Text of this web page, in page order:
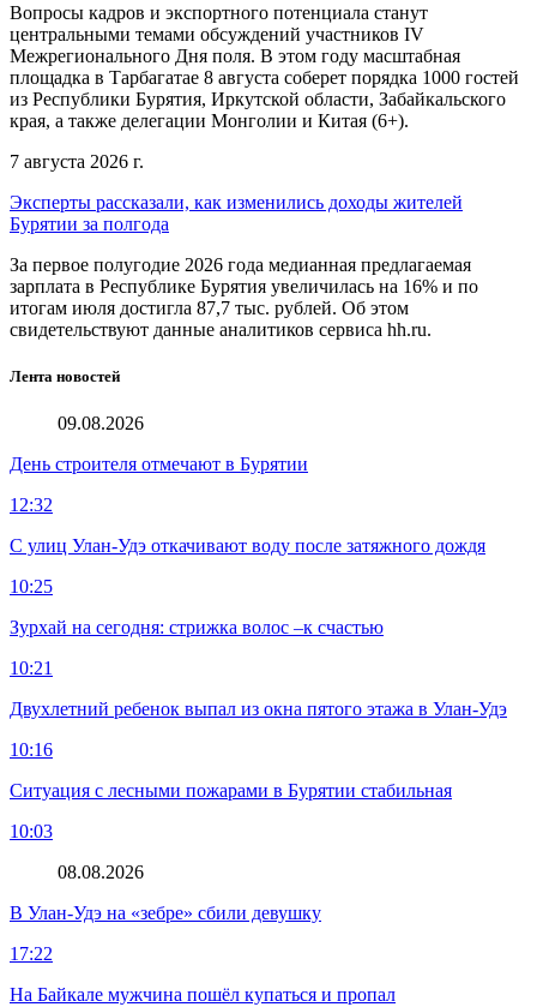
Вопросы кадров и экспортного потенциала станут
центральными темами обсуждений участников IV
Межрегионального Дня поля. В этом году масштабная
площадка в Тарбагатае 8 августа соберет порядка 1000 гостей
из Республики Бурятия, Иркутской области, Забайкальского
края, а также делегации Монголии и Китая (6+).
7 августа 2026 г.
Эксперты рассказали, как изменились доходы жителей
Бурятии за полгода
За первое полугодие 2026 года медианная предлагаемая
зарплата в Республике Бурятия увеличилась на 16% и по
итогам июля достигла 87,7 тыс. рублей. Об этом
свидетельствуют данные аналитиков сервиса hh.ru.
Лента новостей
09.08.2026
День строителя отмечают в Бурятии
12:32
С улиц Улан-Удэ откачивают воду после затяжного дождя
10:25
Зурхай на сегодня: стрижка волос –к счастью
10:21
Двухлетний ребенок выпал из окна пятого этажа в Улан-Удэ
10:16
Ситуация с лесными пожарами в Бурятии стабильная
10:03
08.08.2026
В Улан-Удэ на «зебре» сбили девушку
17:22
На Байкале мужчина пошёл купаться и пропал